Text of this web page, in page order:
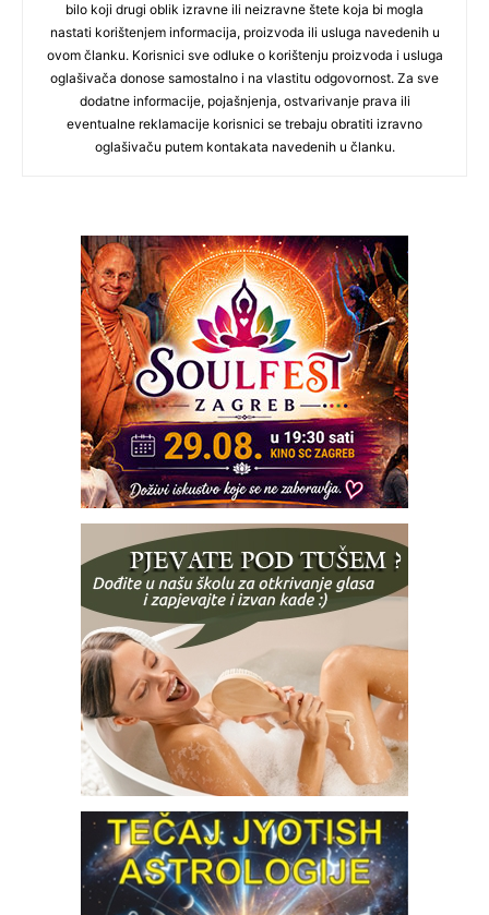
bilo koji drugi oblik izravne ili neizravne štete koja bi mogla
nastati korištenjem informacija, proizvoda ili usluga navedenih u
ovom članku. Korisnici sve odluke o korištenju proizvoda i usluga
oglašivača donose samostalno i na vlastitu odgovornost. Za sve
dodatne informacije, pojašnjenja, ostvarivanje prava ili
eventualne reklamacije korisnici se trebaju obratiti izravno
oglašivaču putem kontakata navedenih u članku.